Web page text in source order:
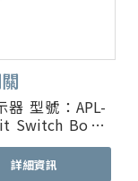
器 型號：APL-
Switch Box (
詳細資訊